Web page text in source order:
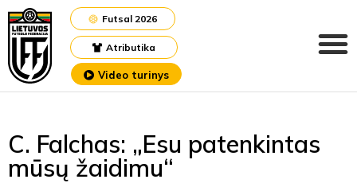
Atributika
Futsal 2026
Video turinys
C. Falchas: „Esu patenkintas
mūsų žaidimu“